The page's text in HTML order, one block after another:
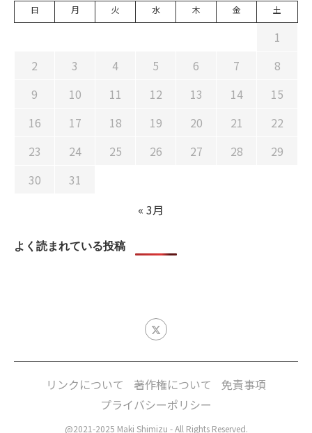
日 月 火 水 木 金 土
1
2
3 4 5 6 7
8
9
10 11 12 13 14
15
16
17 18 19 20 21
22
23
24 25 26 27 28
29
30
31
« 3月
よく読まれている投稿
リンクについて 著作権について
免責事項
プライバシーポリシー
@2021-2025 Maki Shimizu - All Rights Reserved.